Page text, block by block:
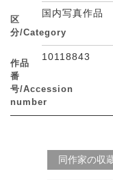
区
分/Category
国内写真作品
作品
番
号/Accession
number
10118843